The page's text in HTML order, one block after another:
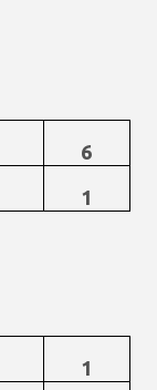
6
1
1